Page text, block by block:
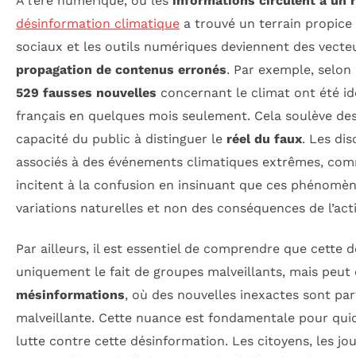
désinformation climatique a trouvé un terrain propice
sociaux et les outils numériques deviennent des
propagation de contenus erronés. Par exemple,
529 fausses nouvelles concernant le climat ont été
français en quelques mois seulement. Cela soulève
capacité du public à distinguer le réel du faux. Les
associés à des événements climatiques extrêmes,
incitent à la confusion en insinuant que ces
variations naturelles et non des conséquences de
Par ailleurs, il est essentiel de comprendre que cette
uniquement le fait de groupes malveillants, mais peut
mésinformations, où des nouvelles inexactes sont
malveillante. Cette nuance est fondamentale pour
lutte contre cette désinformation. Les citoyens, les